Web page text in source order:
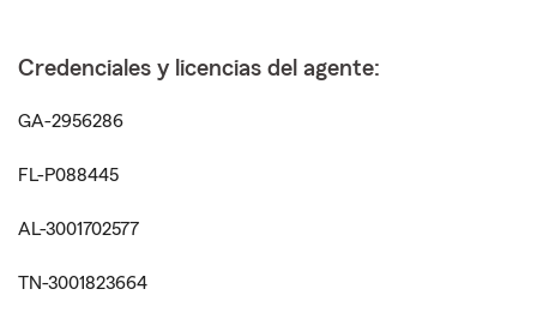
Credenciales y licencias del agente:
GA-2956286
FL-P088445
AL-3001702577
TN-3001823664